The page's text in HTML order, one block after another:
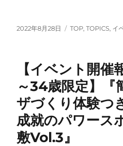
投
2022年8月28日
カ
ー
TOP,TOPICS, イ
【イベント開催
～34歳限定】『
ザづくり体験つ
成就のパワース
敷Vol.3』